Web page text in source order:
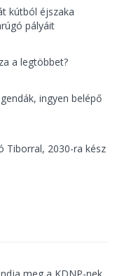
kútból éjszaka
pályáit
a legtöbbet?
ingyen belépő
Tiborral, 2030-ra kész
meg a KDNP-nek,